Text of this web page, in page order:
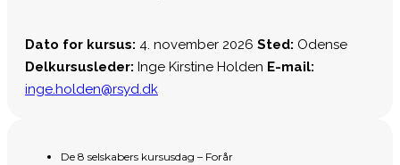
Dato for kursus: 4. november 2026 Sted: Odense
Delkursusleder: Inge Kirstine Holden E-mail:
inge.holden@rsyd.dk
De 8 selskabers kursusdag – Forår